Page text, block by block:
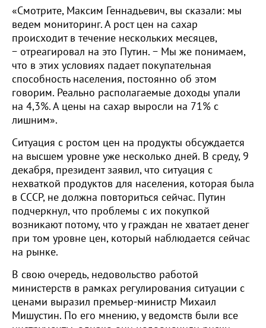
«Смотрите, Максим Геннадьевич, вы сказали: мы
ведем мониторинг. А рост цен на сахар
происходит в течение нескольких месяцев,
− отреагировал на это Путин. − Мы же понимаем,
что в этих условиях падает покупательная
способность населения, постоянно об этом
говорим. Реально располагаемые доходы упали
на 4,3%. А цены на сахар выросли на 71% с
лишним».
Ситуация с ростом цен на продукты обсуждается
на высшем уровне уже несколько дней. В среду, 9
декабря, президент заявил, что ситуация с
нехваткой продуктов для населения, которая была
в СССР, не должна повториться сейчас. Путин
подчеркнул, что проблемы с их покупкой
возникают потому, что у граждан не хватает денег
при том уровне цен, который наблюдается сейчас
на рынке.
В свою очередь, недовольство работой
министерств в рамках регулирования ситуации с
ценами выразил премьер-министр Михаил
Мишустин. По его мнению, у ведомств были все